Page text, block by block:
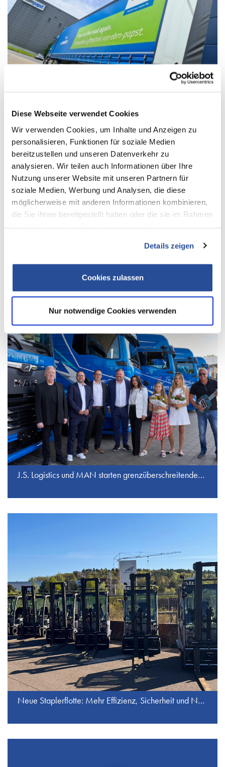
Diese Webseite verwendet Cookies
Wir verwenden Cookies, um Inhalte und Anzeigen zu
personalisieren, Funktionen für soziale Medien
bereitzustellen und unseren Datenverkehr zu
analysieren. Wir teilen auch Informationen über Ihre
Nutzung unserer Website mit unseren Partnern für
soziale Medien, Werbung und Analysen, die diese
möglicherweise mit anderen Informationen kombinieren,
die Sie ihnen bereitgestellt haben oder die sie im Rahmen
Details zeigen
Cookies zulassen
Nur notwendige Cookies verwenden
WEITERE NEWS
J.S. Logistics und MAN starten grenzüberschreitenden E-Transport
Neue Staplerflotte: Mehr Effizienz, Sicherheit und Nachhaltigkeit bei J.S. Industrieservice GmbH